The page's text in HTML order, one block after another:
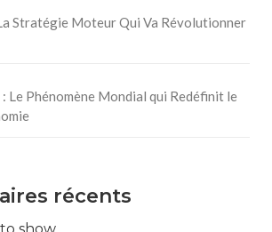
Stratégie Moteur Qui Va Révolutionner
Le Phénomène Mondial qui Redéfinit le
récents
show.